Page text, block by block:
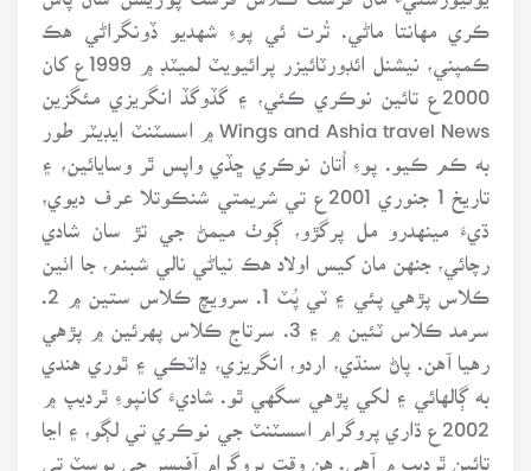
ڪري مهانتا ماڻي. تُرت ئي پوءِ شهديو ڏونگراڻي هڪ
ڪمپني، نيشنل ائڊورٽائيزر پرائيويٽ لميٽڊ ۾ 1999ع کان
2000ع تائين نوڪري ڪئي، ۽ گڏوگڏ انگريزي مئگزين
Wings and Ashia travel News ۾ اسسٽنٽ ايڊيٽر طور
به ڪم ڪيو. پوءِ اُتان نوڪري ڇڏي واپس ٿر وسايائين، ۽
تاريخ 1 جنوري 2001ع تي شريمتي شنڪوتلا عرف ديوي،
ڌيءَ مينهدرو مل پرگڙو، ڳوٺ ميمڻ جي تڙ سان شادي
رچائي، جنهن مان کيس اولاد هڪ نياڻي نالي شبنم، جا اٺين
سرمد ڪلاس ٽئين ۾ ۽ 3. سرتاج ڪلاس پهرئين ۾ پڙهي
رهيا آهن. پاڻ سنڌي، اردو، انگريزي، ڍاٽڪي ۽ ٿوري هندي
به ڳالهائي ۽ لکي پڙهي سگهي ٿو. شاديءَ کانپوءِ ٿرديپ ۾
2002ع ڌاري پروگرام اسسٽنٽ جي نوڪري تي لڳو، ۽ اڃا
تائين ٿرديپ ۾ آهي. هن وقت پروگرام آفيسر جي پوسٽ تي